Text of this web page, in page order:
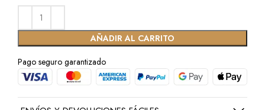
AÑADIR AL CARRITO
Pago seguro garantizado